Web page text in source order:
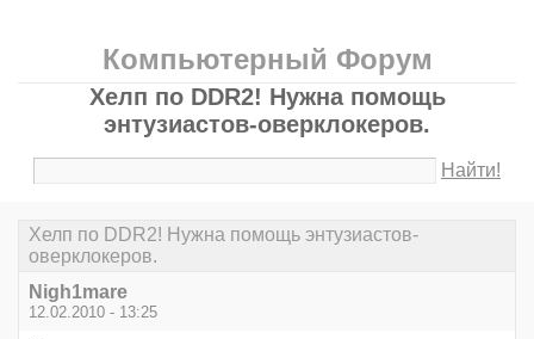
Компьютерный Форум
Хелп по DDR2! Нужна помощь
энтузиастов-оверклокеров.
Найти!
Хелп по DDR2! Нужна помощь энтузиастов-
оверклокеров.
Nigh1mare
12.02.2010 - 13:25